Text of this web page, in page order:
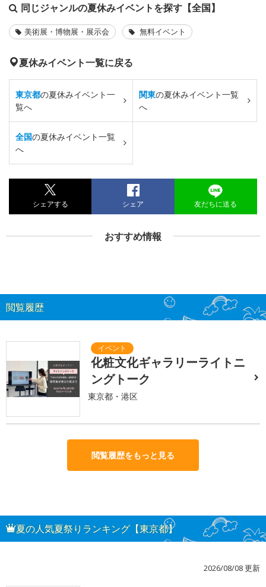
同じジャンルの夏休みイベントを探す【全国】
美術展・博物展・展示会 無料イベント
夏休みイベント一覧に戻る
東京都の夏休みイベント一
覧へ
関東の夏休みイベント一覧
へ
全国の夏休みイベント一覧
へ
シェアする シェア 友だちに送る
おすすめ情報
閲覧履歴
化粧文化ギャラリーライトニ
ングトーク
東京都・港区
閲覧履歴をもっと見る
夏の人気夏祭りランキング【東京都】
2026/08/08 更新